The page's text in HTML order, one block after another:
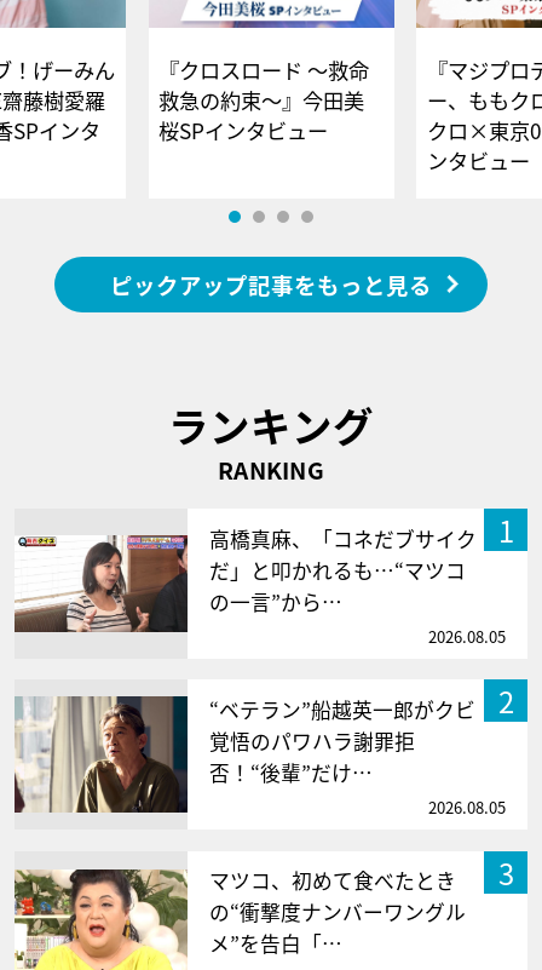
！げーみん
藤樹愛羅
SPインタ
『クロスロード ～救命
救急の約束～』今田美
桜SPインタビュー
『マジプロ
ー、ももク
クロ×東京
ンタビュー
ピックアップ記事をもっと見る
ランキング
RANKING
1
高橋真麻、「コネだブサイク
だ」と叩かれるも…“マツコ
の一言”から…
2026.08.05
2
“ベテラン”船越英一郎がクビ
覚悟のパワハラ謝罪拒
否！“後輩”だけ…
2026.08.05
3
マツコ、初めて食べたとき
の“衝撃度ナンバーワングル
メ”を告白「…